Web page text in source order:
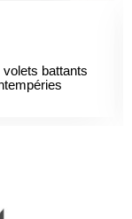
battants